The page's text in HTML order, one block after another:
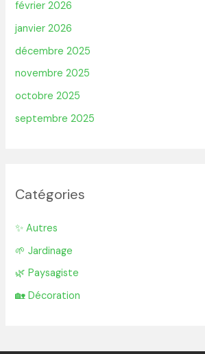
février 2026
janvier 2026
décembre 2025
novembre 2025
octobre 2025
septembre 2025
Catégories
✨ Autres
🌱 Jardinage
🌿 Paysagiste
🏡 Décoration